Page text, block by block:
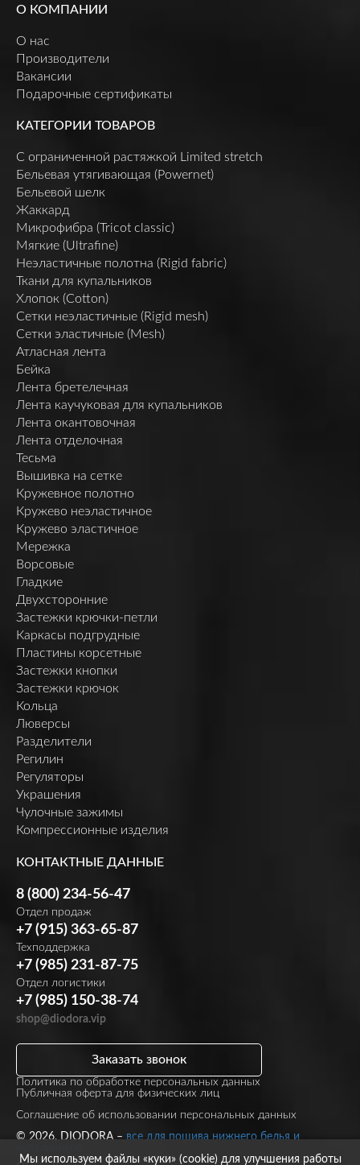
О КОМПАНИИ
О нас
Производители
Вакансии
Подарочные сертификаты
КАТЕГОРИИ ТОВАРОВ
C ограниченной растяжкой Limited stretch
Бельевая утягивающая (Powernet)
Бельевой шелк
Жаккард
Микрофибра (Tricot classic)
Мягкие (Ultrafine)
Неэластичные полотна (Rigid fabric)
Ткани для купальников
Хлопок (Cotton)
Сетки неэластичные (Rigid mesh)
Сетки эластичные (Mesh)
Атласная лента
Бейка
Лента бретелечная
Лента каучуковая для купальников
Лента окантовочная
Лента отделочная
Тесьма
Вышивка на сетке
Кружевное полотно
Кружево неэластичное
Кружево эластичное
Мережка
Ворсовые
Гладкие
Двухсторонние
Застежки крючки-петли
Каркасы подгрудные
Пластины корсетные
Застежки кнопки
Застежки крючок
Кольца
Люверсы
Разделители
Регилин
Регуляторы
Украшения
Чулочные зажимы
Компрессионные изделия
КОНТАКТНЫЕ ДАННЫЕ
8 (800) 234-56-47
Отдел продаж
+7 (915) 363-65-87
Техподдержка
+7 (985) 231-87-75
Отдел логистики
+7 (985) 150-38-74
shop@diodora.vip
Политика по обработке персональных данных
Публичная оферта для физических лиц
Заказать звонок
Соглашение об использовании персональных данных
© 2026, DIODORA – все для пошива нижнего белья и
Мы используем файлы «куки» (cookie) для улучшения работы